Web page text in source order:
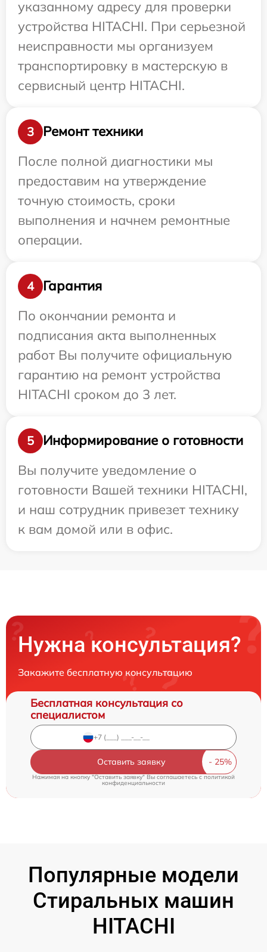
указанному адресу для проверки
устройства HITACHI. При серьезной
неисправности мы организуем
транспортировку в мастерскую в
сервисный центр HITACHI.
3
Ремонт техники
После полной диагностики мы
предоставим на утверждение
точную стоимость, сроки
выполнения и начнем ремонтные
операции.
4
Гарантия
По окончании ремонта и
подписания акта выполненных
работ Вы получите официальную
гарантию на ремонт устройства
HITACHI сроком до 3 лет.
5
Информирование о готовности
Вы получите уведомление о
готовности Вашей техники HITACHI,
и наш сотрудник привезет технику
к вам домой или в офис.
Нужна консультация?
Закажите бесплатную консультацию
Бесплатная консультация со
специалистом
Оставить заявку
Нажимая на кнопку "Оставить заявку" Вы соглашаетесь cполитикой
конфиденциальности
Популярные модели
Стиральных машин
HITACHI